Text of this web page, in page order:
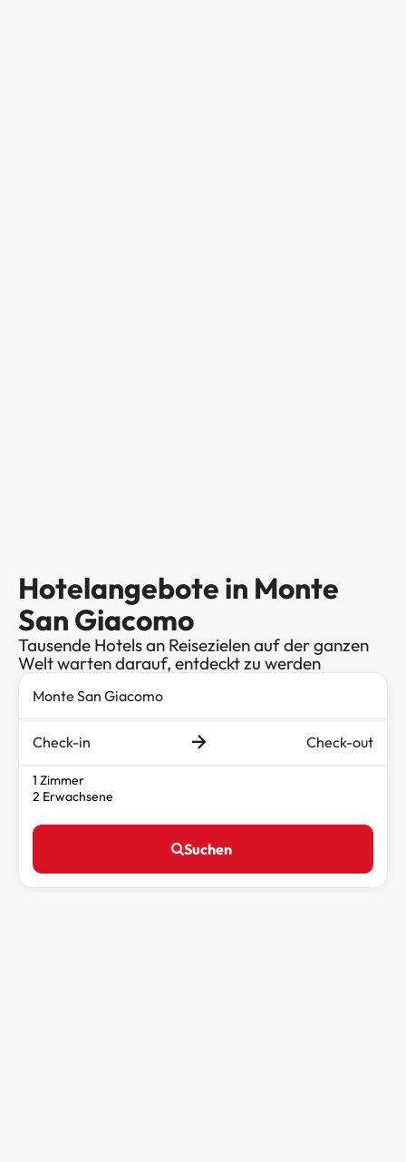
Hotelangebote in Monte
San Giacomo
Tausende Hotels an Reisezielen auf der ganzen
Welt warten darauf, entdeckt zu werden
Check-in Check-out
1 Zimmer
2 Erwachsene
Suchen